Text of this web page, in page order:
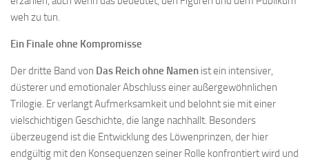
weh zu tun.
Ein Finale ohne Kompromisse
Der dritte Band von Das Reich ohne Namen ist ein intensiver,
düsterer und emotionaler Abschluss einer außergewöhnlichen
Trilogie. Er verlangt Aufmerksamkeit und belohnt sie mit einer
vielschichtigen Geschichte, die lange nachhallt. Besonders
überzeugend ist die Entwicklung des Löwenprinzen, der hier
endgültig mit den Konsequenzen seiner Rolle konfrontiert wird und